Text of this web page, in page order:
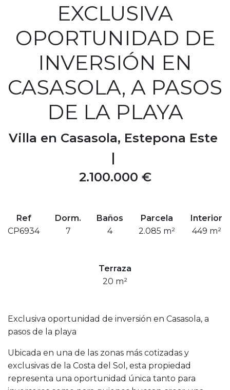
EXCLUSIVA
OPORTUNIDAD DE
INVERSIÓN EN
CASASOLA, A PASOS
DE LA PLAYA
Villa en Casasola, Estepona Este
|
2.100.000 €
Ref
CP6934
Dorm.
7
Baños
4
Parcela
2.085 m²
Interior
449 m²
Terraza
20 m²
Exclusiva oportunidad de inversión en Casasola, a
pasos de la playa
Ubicada en una de las zonas más cotizadas y
exclusivas de la Costa del Sol, esta propiedad
representa una oportunidad única tanto para